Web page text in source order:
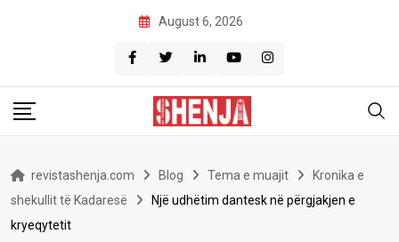
August 6, 2026
revistashenja.com Blog Tema e muajit
Kronika e
shekullit të Kadaresë
Një udhëtim dantesk në përgjakjen e
kryeqytetit